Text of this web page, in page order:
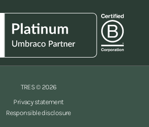
TRES © 2026
Privacy statement
Responsible disclosure